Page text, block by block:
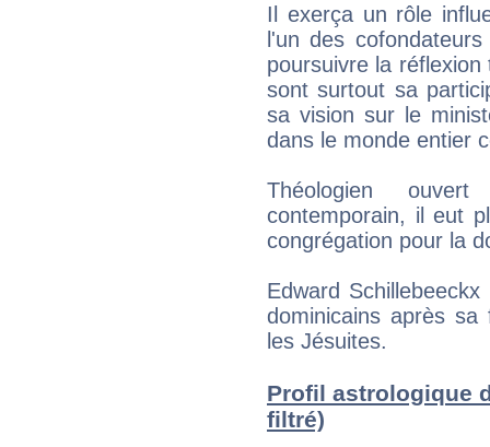
Il exerça un rôle
l'un des
poursuivre la
sont surtout sa
sa vision sur le
dans le monde entier
Théologien
contemporain, il eut
congrégation pour la
Edward
dominicains après sa
les Jésuites.
Profil astrologique
filtré)